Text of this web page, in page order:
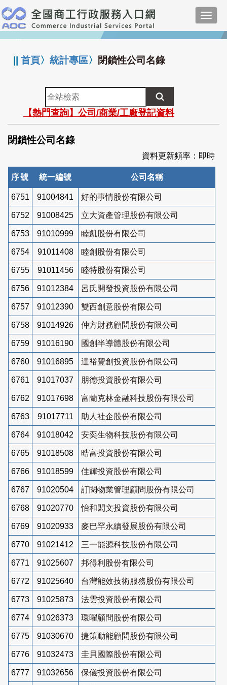
跳
到
主
要
:::
||首頁〉統計專區〉 閉鎖性公司名錄
全
站
檢
索
【熱門查詢】公司/商業/工廠登記資料
閉鎖性公司名錄
資料更新頻率：即時
序號 統一編號 公司名稱
6751 91004841 好的事情股份有限公司
6752 91008425 立大資產管理股份有限公司
6753 91010999 睦凱股份有限公司
6754 91011408 睦創股份有限公司
6755 91011456 睦特股份有限公司
6756 91012384 呂氏開發投資股份有限公司
6757 91012390 雙西創意股份有限公司
6758 91014926 仲方財務顧問股份有限公司
6759 91016190 國創半導體股份有限公司
6760 91016895 達裕豐創投資股份有限公司
6761 91017037 朋德投資股份有限公司
6762 91017698 富蘭克林金融科技股份有限公司
6763 91017711 助人社企股份有限公司
6764 91018042 安奕生物科技股份有限公司
6765 91018508 晧富投資股份有限公司
6766 91018599 佳輝投資股份有限公司
6767 91020504 訂閱物業管理顧問股份有限公司
6768 91020770 怡和閎文投資股份有限公司
6769 91020933 麥巴罕永續發展股份有限公司
6770 91021412 三一能源科技股份有限公司
6771 91025607 邦得利股份有限公司
6772 91025640 台灣能效技術服務股份有限公司
6773 91025873 法雲投資股份有限公司
6774 91026373 環曜顧問股份有限公司
6775 91030670 捷策動能顧問股份有限公司
6776 91032473 圭貝國際股份有限公司
6777 91032656 保儀投資股份有限公司